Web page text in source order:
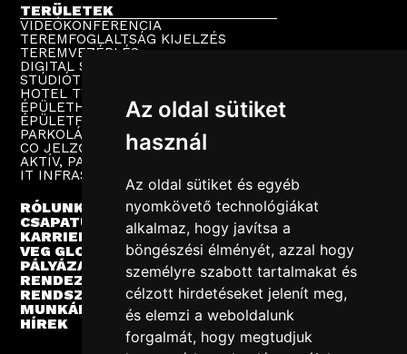
Az oldal sütiket
használ
Az oldal sütiket és egyéb
nyomkövető technológiákat
alkalmaz, hogy javítsa a
böngészési élményét, azzal hogy
személyre szabott tartalmakat és
célzott hirdetéseket jelenít meg,
és elemzi a weboldalunk
forgalmát, hogy megtudjuk
TERÜLETEK
VIDEÓKONFERENCIA
TEREMFOGLALTSÁG KIJELZÉS
TEREMVEZÉRLÉS
DIGITAL SIGNAGE
STÚDIÓTECHNIKA
HOTEL TV
ÉPÜLETHANGOSÍTÁS
ÉPÜLETFELÜGYELET
PARKOLÁSTECHNIKA
CO JELZŐRENDSZER
AKTÍV, PASSZÍV HÁLÓZAT
IT INFRASTRUKTÚRA
RÓLUNK
CSAPATUNK
KARRIER
VEG GLOBAL
PÁLYÁZATOK
RENDEZVÉNYEK
RENDSZERINTEGRÁCIÓ
MUNKÁINK
HÍREK